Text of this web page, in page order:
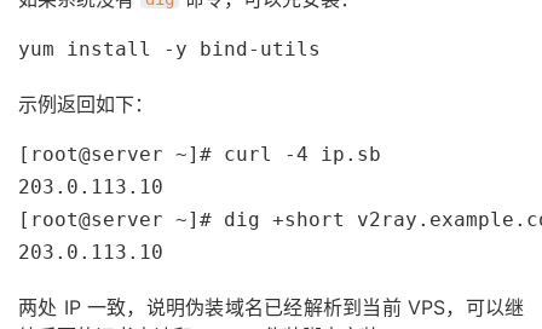
yum install -y bind-utils
示例返回如下：
[root@server ~]# curl -4 ip.sb
203.0.113.10
[root@server ~]# dig +short
203.0.113.10
两处 IP 一致，说明伪装域名已经解析到当前 VPS，可以继